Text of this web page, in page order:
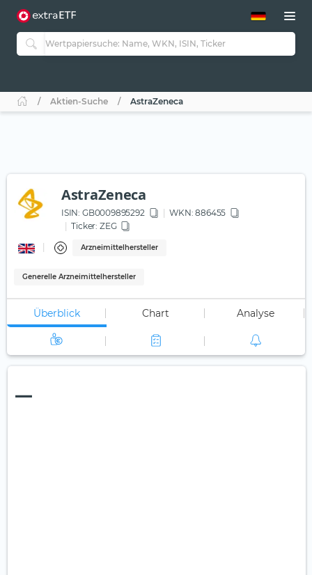
ETF-Guide 2.0
Guide Aktive ETFs
ETF-Sparpläne
Aktien-Suche AstraZeneca
AstraZeneca
ISIN: GB0009895292 WKN: 886455
Ticker: ZEG
Arzneimittelhersteller
Generelle Arzneimittelhersteller
Überblick Chart Analyse
—